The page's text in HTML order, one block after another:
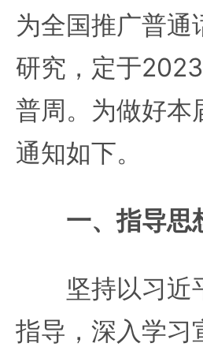
为全国推广普通
研究，定于
普周。为做好本
通知如下。
一、指导思
坚持以习近平
指导，深入学习